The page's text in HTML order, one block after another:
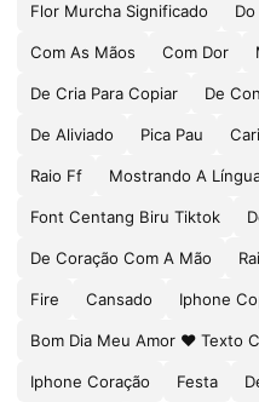
Flor Murcha Significado Do
Com As Mãos Com Dor
De Cria Para Copiar De
De Aliviado Pica Pau
Raio Ff Mostrando A
Font Centang Biru Tiktok
De Coração Com A Mão
Fire Cansado Iphone
Bom Dia Meu Amor ❤ Texto
Iphone Coração Festa